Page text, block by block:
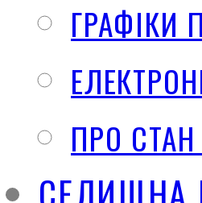
ГРАФІКИ
ПРО